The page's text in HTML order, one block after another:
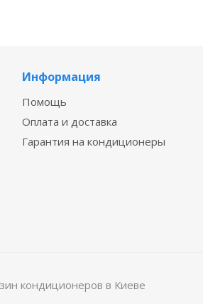
Информация
Помощь
Оплата и доставка
Гарантия на кондиционеры
кондиционеров в Киеве